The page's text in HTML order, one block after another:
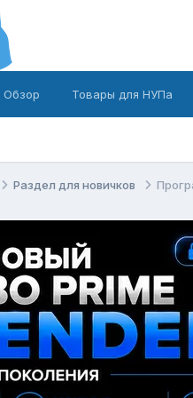
Обзор Товары для НУПа
Раздел для новичков